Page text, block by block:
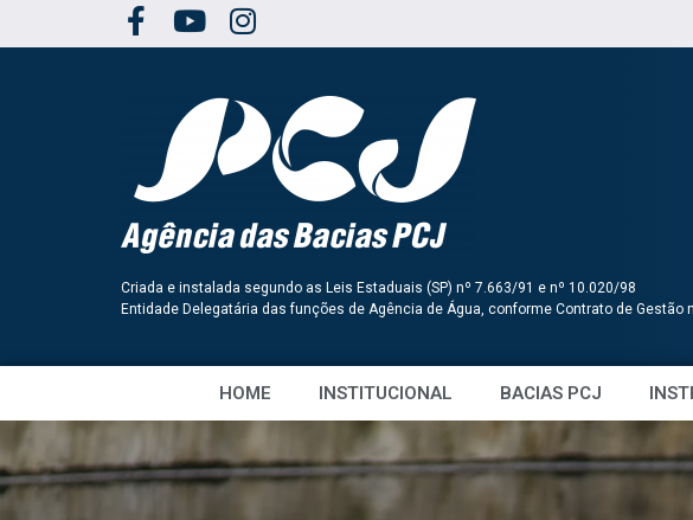
Criada e instalada segundo as Leis Estaduais (SP) nº 7.663/91 e nº 10.020/98
Entidade Delegatária das funções de Agência de Água, conforme Contrato de Gestão
HOME INSTITUCIONAL BACIAS PCJ